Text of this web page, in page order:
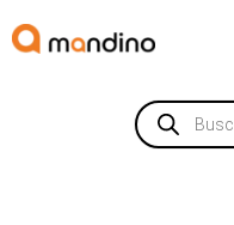
al
Búsqueda
de